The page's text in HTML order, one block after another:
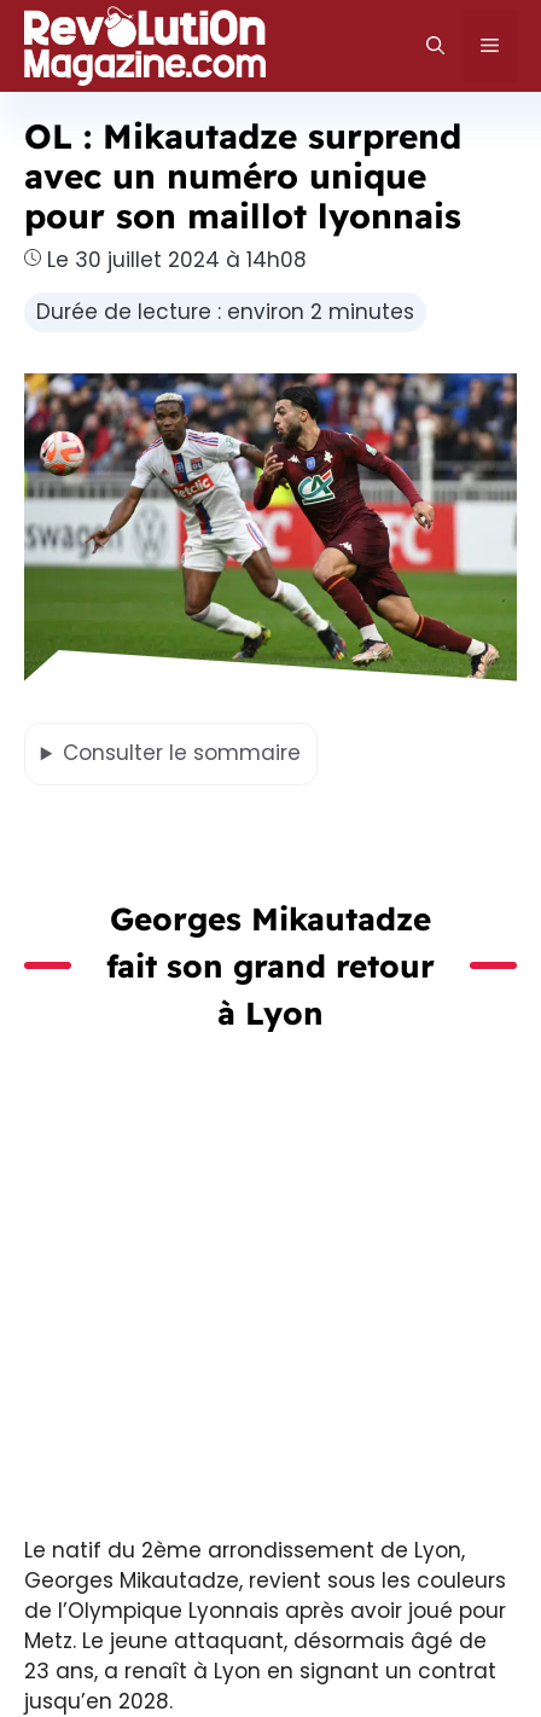
Aller
au
contenu
OL : Mikautadze surprend
avec un numéro unique
pour son maillot lyonnais
Le 30 juillet 2024 à 14h08
Durée de lecture : environ 2 minutes
Consulter le sommaire
Georges Mikautadze
fait son grand retour
à Lyon
Le natif du 2ème arrondissement de Lyon,
Georges Mikautadze, revient sous les couleurs
de l’Olympique Lyonnais après avoir joué pour
Metz. Le jeune attaquant, désormais âgé de
23 ans, a renaît à Lyon en signant un contrat
jusqu’en 2028.